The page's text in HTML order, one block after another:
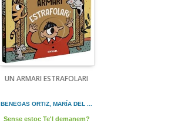
UN ARMARI ESTRAFOLARI
BENEGAS ORTIZ, MARÍA DEL ...
Sense estoc Te'l demanem?